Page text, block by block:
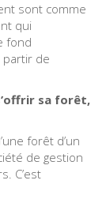
sont comme
qui
fond
partir de
sa forêt,
forêt d’un
de gestion
C’est